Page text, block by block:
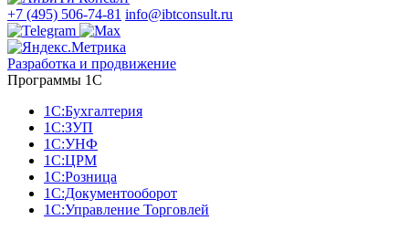
+7 (495) 506-74-81 info@ibtconsult.ru
Разработка и продвижение
Программы 1С
1С:Бухгалтерия
1С:ЗУП
1С:УНФ
1С:ЦРМ
1С:Розница
1С:Документооборот
1С:Управление Торговлей